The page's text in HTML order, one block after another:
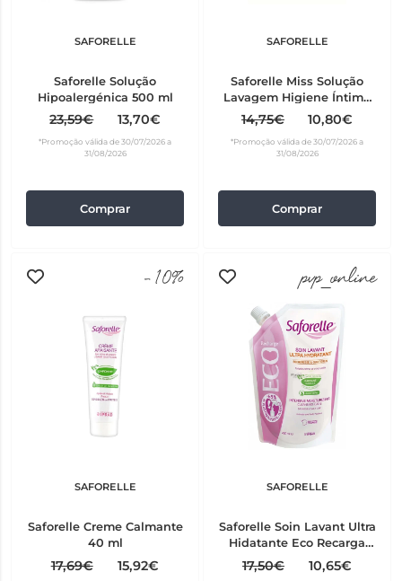
SAFORELLE
Saforelle Solução
Hipoalergénica 500 ml
23,59€ 13,70€
*Promoção válida de 30/07/2026 a
31/08/2026
Comprar
SAFORELLE
Saforelle Miss Solução
Lavagem Higiene Íntima
250 ml
14,75€ 10,80€
*Promoção válida de 30/07/2026 a
31/08/2026
Comprar
-10%
SAFORELLE
Saforelle Creme Calmante
40 ml
17,69€ 15,92€
pvp_online
SAFORELLE
Saforelle Soin Lavant Ultra
Hidatante Eco Recarga
400 ml
17,50€ 10,65€